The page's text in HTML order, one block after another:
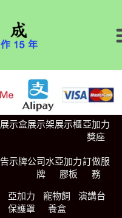
展示盒展示架展示櫃亞加力
獎座
告示牌公司水
牌
亞加力
膠板
訂做服
務
亞加力
保護罩
寵物飼
養盒
演講台